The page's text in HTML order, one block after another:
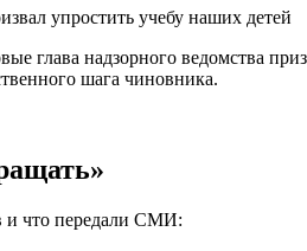
глава надзорного ведомства
шага чиновника.
и что передали СМИ: